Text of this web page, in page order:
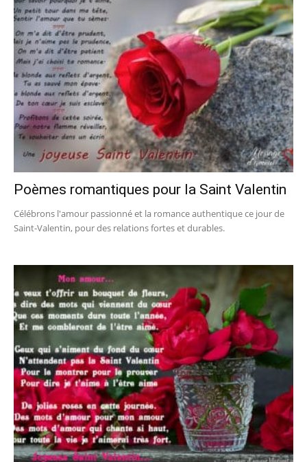
Poèmes romantiques pour la Saint Valentin
Célébrons l'amour passionné et la romance authentique ce jour de
Saint-Valentin, pour des relations fortes et durables.